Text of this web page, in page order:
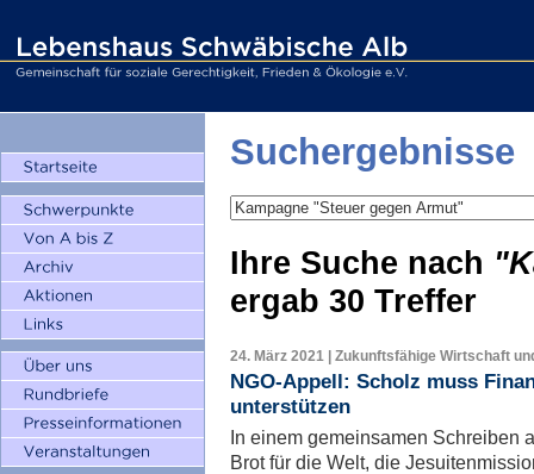
Suchergebnisse
Ihre Suche nach
ergab 30 Treffer
24. März 2021 | Zukunftsfähige Wirtschaft
NGO-Appell: Scholz muss
unterstützen
In einem gemeinsamen Schreiben
Brot für die Welt, die